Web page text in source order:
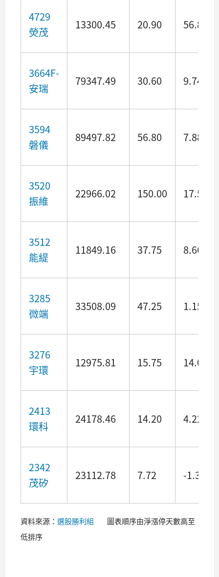
4729
熒茂
13300.45 20.90 56.84
3664F-
安瑞
79347.49 30.60 9.74
3594
磐儀
89497.82 56.80 7.88
3520
振維
22966.02 150.00 17.52
3512
能緹
11849.16 37.75 8.66
3285
微端
33508.09 47.25 1.15
3276
宇環
12975.81 15.75 14.04
2413
環科
24178.46 14.20 4.22
2342
茂矽
23112.78 7.72 -1.37
資料來源： 選股勝利組
圖表順序由淨漲停天數高至
低排序